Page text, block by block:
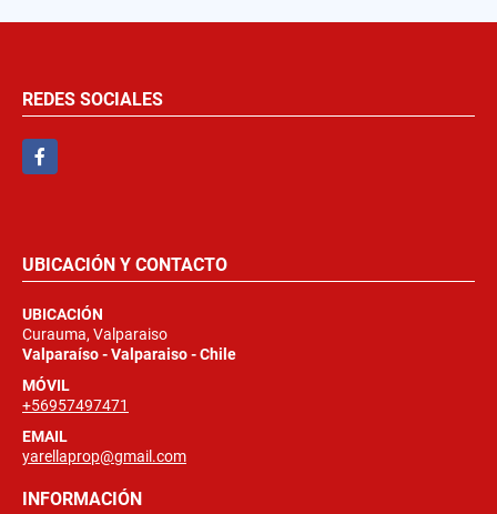
REDES SOCIALES
Facebook
UBICACIÓN Y CONTACTO
UBICACIÓN
Curauma, Valparaiso
Valparaíso - Valparaiso - Chile
MÓVIL
+56957497471
EMAIL
yarellaprop@gmail.com
INFORMACIÓN